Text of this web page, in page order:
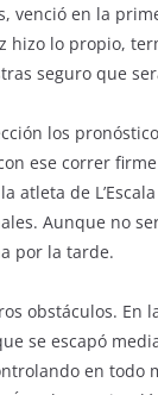
en la
lo propio,
seguro que
los
ese correr
atleta de
Aunque no
por la tarde.
obstáculos. En
se escapó
en todo